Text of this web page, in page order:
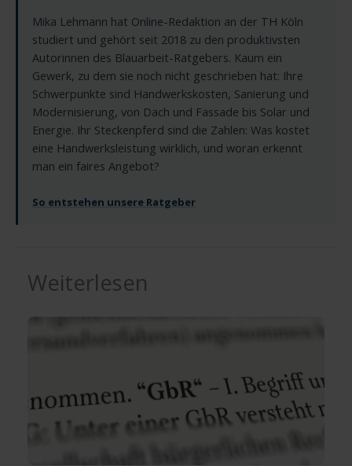
Mika Lehmann hat Online-Redaktion an der TH Köln
studiert und gehört seit 2018 zu den produktivsten
Autorinnen des Blauarbeit-Ratgebers. Kaum ein
Gewerk, zu dem sie noch nicht geschrieben hat: Ihre
Schwerpunkte sind Handwerkskosten, Sanierung und
Modernisierung, von Dach und Fassade bis Solar und
Energie. Ihr Steckenpferd sind die Zahlen: Was kostet
eine Handwerksleistung wirklich, und woran erkennt
man ein faires Angebot?
So entstehen unsere Ratgeber
Weiterlesen